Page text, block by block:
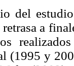
del
a
(1995 y